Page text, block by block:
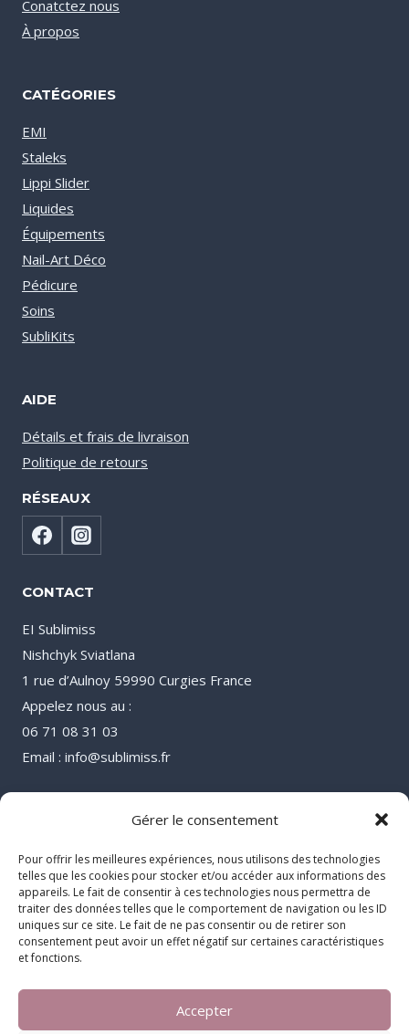
Gérer le consentement
Pour offrir les meilleures expériences, nous utilisons des technologies
telles que les cookies pour stocker et/ou accéder aux informations des
appareils. Le fait de consentir à ces technologies nous permettra de
traiter des données telles que le comportement de navigation ou les ID
uniques sur ce site. Le fait de ne pas consentir ou de retirer son
consentement peut avoir un effet négatif sur certaines caractéristiques
et fonctions.
Accepter
Conatctez nous
À propos
CATÉGORIES
EMI
Staleks
Lippi Slider
Liquides
Équipements
Nail-Art Déco
Pédicure
Soins
SubliKits
AIDE
Détails et frais de livraison
Politique de retours
RÉSEAUX
CONTACT
EI Sublimiss
Nishchyk Sviatlana
1 rue d’Aulnoy 59990 Curgies France
Appelez nous au :
06 71 08 31 03
Email : info@sublimiss.fr